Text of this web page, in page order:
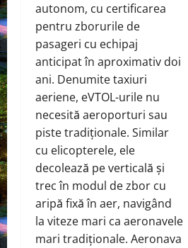
autonom, cu certificarea
pentru zborurile de
pasageri cu echipaj
anticipat în aproximativ doi
ani. Denumite taxiuri
aeriene, eVTOL-urile nu
necesită aeroporturi sau
piste tradiționale. Similar
cu elicopterele, ele
decolează pe verticală și
trec în modul de zbor cu
aripă fixă ​​în aer, navigând
la viteze mari ca aeronavele
mari tradiționale. Aeronava